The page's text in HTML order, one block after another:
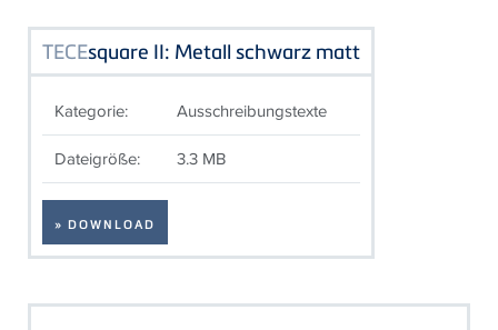
TECEsquare II: Metall schwarz matt
Kategorie: Ausschreibungstexte
Dateigröße: 3.3 MB
» DOWNLOAD